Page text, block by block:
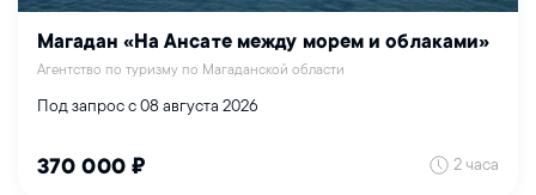
Магадан «На Ансате между морем и облаками»
Агентство по туризму по Магаданской области
Под запрос с 08 августа 2026
370 000 ₽ 2 часа